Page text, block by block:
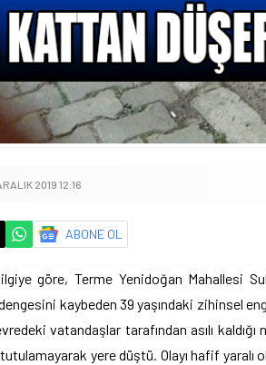
2019 12:16
ABONE OL
göre, Terme Yenidoğan Mahallesi
kaybeden 39 yaşındaki zihinsel
vatandaşlar tarafından asılı
yere düştü. Olayı hafif yaralı